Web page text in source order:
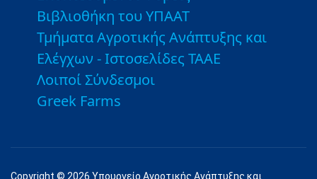
Βιβλιοθήκη του ΥΠΑΑΤ
Τμήματα Αγροτικής Ανάπτυξης και
Ελέγχων - Ιστοσελίδες ΤΑΑΕ
Λοιποί Σύνδεσμοι
Greek Farms
Copyright © 2026 Υπουργείο Αγροτικής Ανάπτυξης και